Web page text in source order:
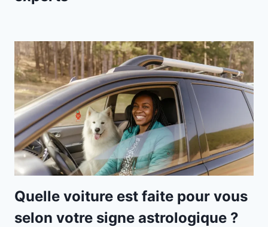
Quelle voiture est faite pour vous
selon votre signe astrologique ?